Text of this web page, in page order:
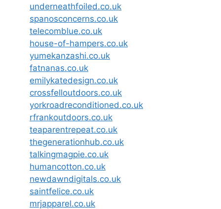
underneathfoiled.co.uk
spanosconcerns.co.uk
telecomblue.co.uk
house-of-hampers.co.uk
yumekanzashi.co.uk
fatnanas.co.uk
emilykatedesign.co.uk
crossfelloutdoors.co.uk
yorkroadreconditioned.co.uk
rfrankoutdoors.co.uk
teaparentrepeat.co.uk
thegenerationhub.co.uk
talkingmagpie.co.uk
humancotton.co.uk
newdawndigitals.co.uk
saintfelice.co.uk
mrjapparel.co.uk